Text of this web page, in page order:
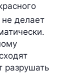
делает
разрушать